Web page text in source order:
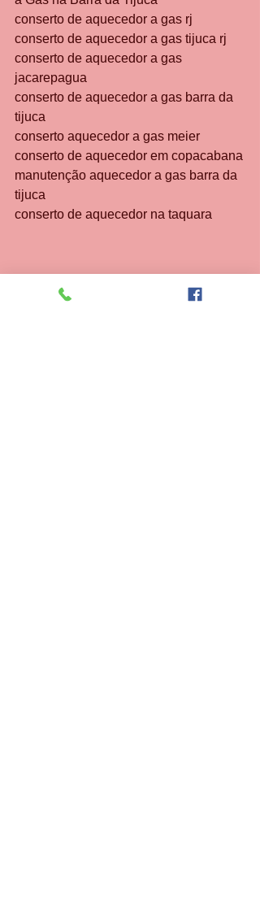
conserto de aquecedor a gas rj
conserto de aquecedor a gas tijuca rj
conserto de aquecedor a gas
jacarepagua
conserto de aquecedor a gas barra da
tijuca
conserto aquecedor a gas meier
conserto de aquecedor em copacabana
manutenção aquecedor a gas barra da
tijuca
conserto de aquecedor na taquara